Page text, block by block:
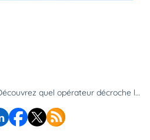
Découvrez quel opérateur décroche la palme de la meilleure 5G en 2023 : est-ce le vôtre ?